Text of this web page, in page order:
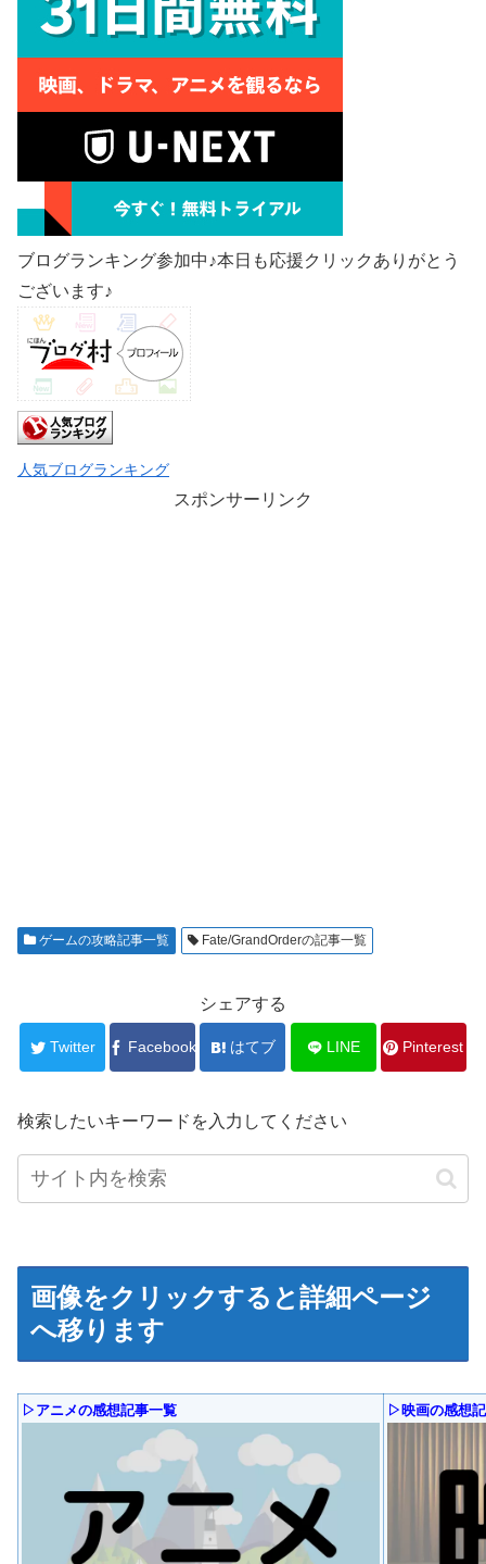
ブログランキング参加中♪本日も応援クリックありがとう
ございます♪
人気ブログランキング
スポンサーリンク
ゲームの攻略記事一覧 Fate/GrandOrderの記事一覧
シェアする
Twitter Facebook はてブ LINE Pinterest
検索したいキーワードを入力してください
画像をクリックすると詳細ページ
へ移ります
▷アニメの感想記事一覧 ▷映画の感想